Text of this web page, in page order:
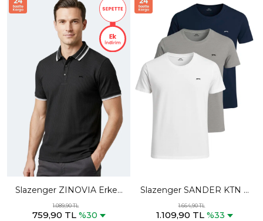
Slazenger ZINOVIA Erkek
Polo Yaka Siyah Tişört
1.089,90 TL
759,90 TL %30
Slazenger SANDER KTN 3
lü Set Erkek Beyaz - Gri -
Lacivert Tişört
1.664,90 TL
1.109,90 TL %33